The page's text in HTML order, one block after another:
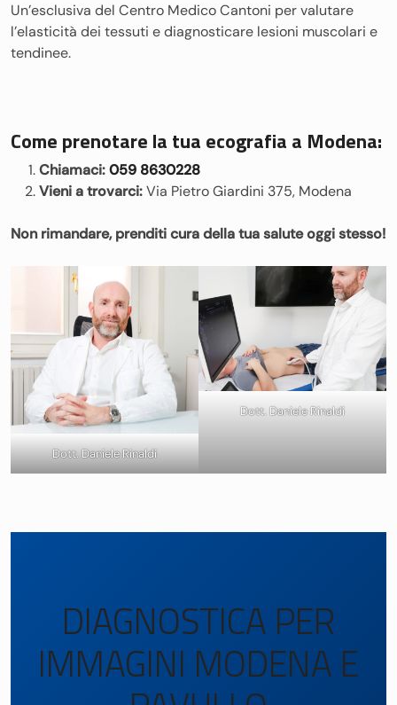
Un’esclusiva del Centro Medico Cantoni per valutare
l’elasticità dei tessuti e diagnosticare lesioni muscolari e
tendinee.
Come prenotare la tua ecografia a Modena:
Chiamaci:059 8630228
Vieni a trovarci:Via Pietro Giardini 375, Modena
Non rimandare, prenditi cura della tua salute oggi stesso!
Dott. Daniele Rinaldi
Dott. Daniele Rinaldi
DIAGNOSTICA PER
IMMAGINI MODENA E